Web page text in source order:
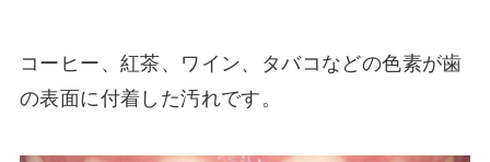
コーヒー、紅茶、ワイン、タバコなどの色素が歯
の表面に付着した汚れです。